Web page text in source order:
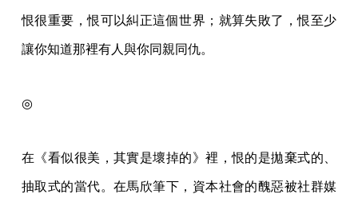
恨很重要，恨可以糾正這個世界；就算失敗了，恨至少
讓你知道那裡有人與你同親同仇。
◎
在《看似很美，其實是壞掉的》裡，恨的是拋棄式的、
抽取式的當代。在馬欣筆下，資本社會的醜惡被社群媒